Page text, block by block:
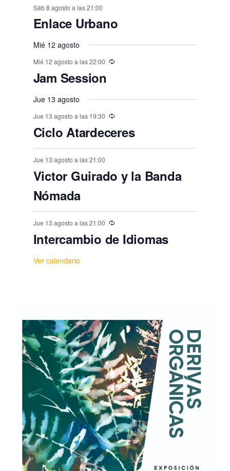
E
e
n
t
o
s
,
,
,
s
,
s
,
,
s
,
t
o
s
,
t
o
s
,
t
o
o
s
,
s
,
s
n
t
o
s
,
n
t
o
s
,
n
t
o
,
t
o
s
o
o
o
e
o
e
t
o
e
o
,
e
t
,
Sáb 8 agosto a las 21:00
Enlace Urbano
Mié 12 agosto
Mié 12 agosto a las 22:00
Jam Session
Jue 13 agosto
Jue 13 agosto a las 19:30
Ciclo Atardeceres
Jue 13 agosto a las 21:00
Victor Guirado y la Banda
Nómada
Jue 13 agosto a las 21:00
Intercambio de Idiomas
Ver calendario